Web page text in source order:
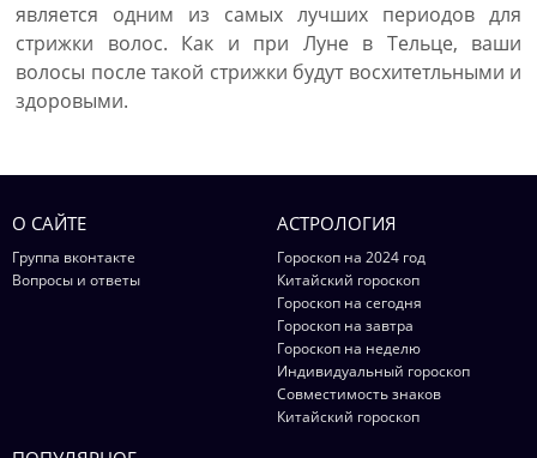
является одним из самых лучших периодов для
стрижки волос. Как и при Луне в Тельце, ваши
волосы после такой стрижки будут восхитетльными и
здоровыми.
О САЙТЕ
Группа вконтакте
Вопросы и ответы
АСТРОЛОГИЯ
Гороскоп на 2024 год
Китайский гороскоп
Гороскоп на сегодня
Гороскоп на завтра
Гороскоп на неделю
Индивидуальный гороскоп
Совместимость знаков
Китайский гороскоп